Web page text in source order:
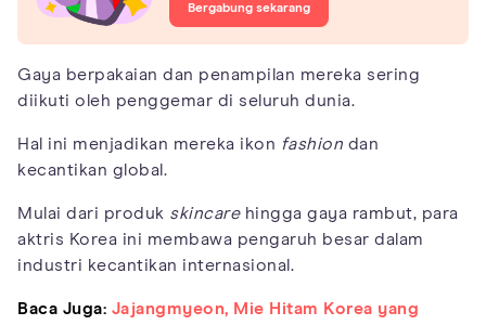
Bergabung sekarang
Gaya berpakaian dan penampilan mereka sering
diikuti oleh penggemar di seluruh dunia.
Hal ini menjadikan mereka ikon fashion dan
kecantikan global.
Mulai dari produk skincarehingga gaya rambut, para
aktris Korea ini membawa pengaruh besar dalam
industri kecantikan internasional.
Baca Juga: Jajangmyeon, Mie Hitam Korea yang